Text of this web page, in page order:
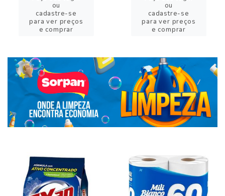
ou
cadastre-se
para ver preços
e comprar
ou
cadastre-se
para ver preços
e comprar